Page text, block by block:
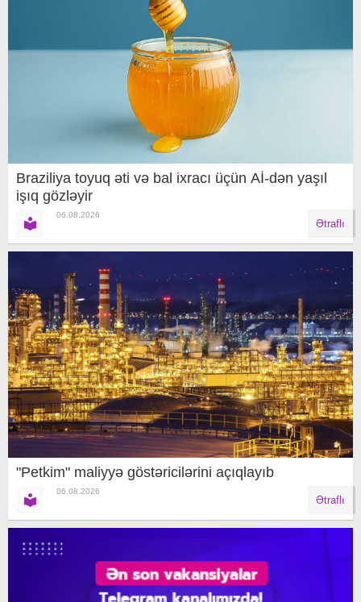
Braziliya toyuq əti və bal ixracı üçün Aİ-dən yaşıl
işıq gözləyir
06.08.2026
Ətraflı
"Petkim" maliyyə göstəricilərini açıqlayıb
06.08.2026
Ətraflı